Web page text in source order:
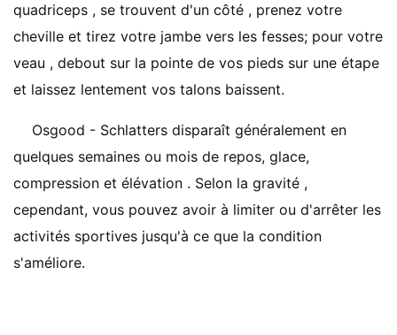
quadriceps , se trouvent d'un côté , prenez votre
cheville et tirez votre jambe vers les fesses; pour votre
veau , debout sur la pointe de vos pieds sur une étape
et laissez lentement vos talons baissent.
Osgood - Schlatters disparaît généralement en
quelques semaines ou mois de repos, glace,
compression et élévation . Selon la gravité ,
cependant, vous pouvez avoir à limiter ou d'arrêter les
activités sportives jusqu'à ce que la condition
s'améliore.